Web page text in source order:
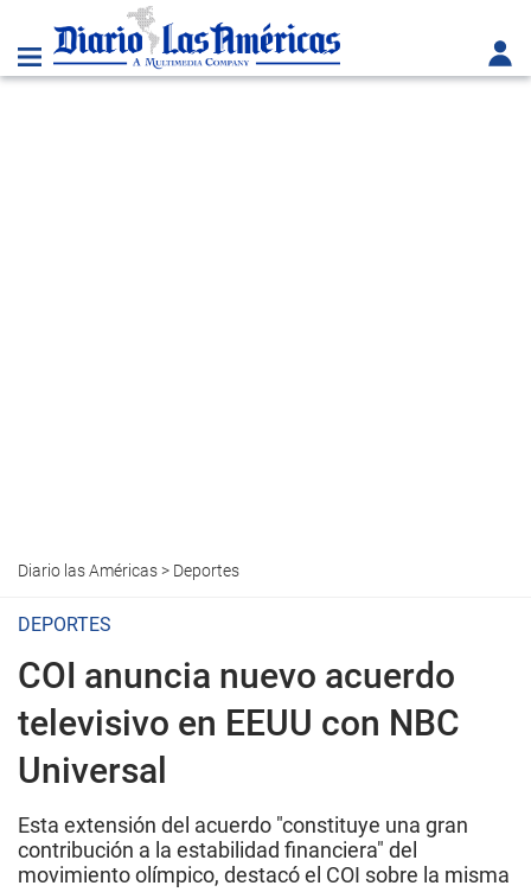
Diario las Américas> Deportes
DEPORTES
COI anuncia nuevo acuerdo
televisivo en EEUU con NBC
Universal
Esta extensión del acuerdo "constituye una gran
contribución a la estabilidad financiera" del
movimiento olímpico, destacó el COI sobre la misma